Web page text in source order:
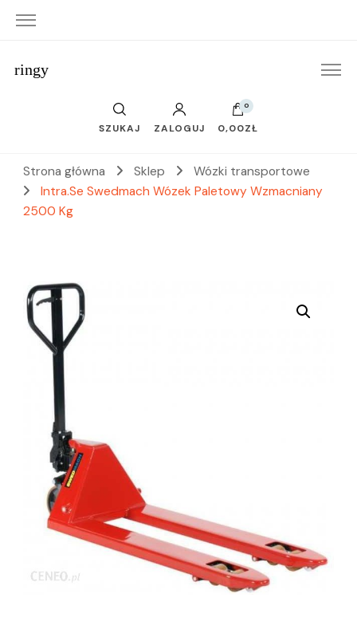
ringy
SZUKAJ ZALOGUJ
0
0,00ZŁ
Strona główna Sklep
Wózki transportowe
Intra.Se Swedmach Wózek Paletowy Wzmacniany
2500 Kg